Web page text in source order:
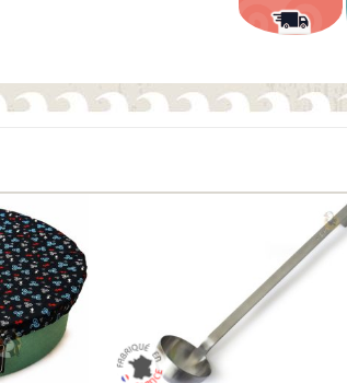
Ajouter
aux
favoris